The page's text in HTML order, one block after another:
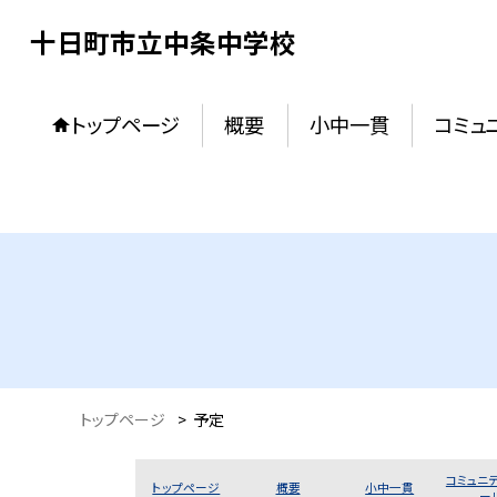
十日町市立中条中学校
トップページ 概要 小中一貫 コミュ
トップページ > 予定
トップページ 概要 小中一貫
コミュニ